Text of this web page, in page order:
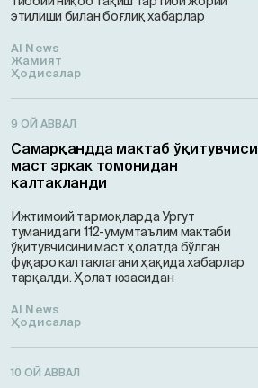
этилиши билан боғлиқ хабарлар
AI News
Жамият
Ҳодисалар
9 ОЙ АВВАЛ
Самарқандда мактаб ўқитувчиси
маст эркак томонидан
калтакланди
Ижтимоий тармоқларда Ургут
туманидаги 112-умумтаълим мактаби
ўқитувчисини маст ҳолатда бўлган
фуқаро калтаклагани ҳақида хабарлар
тарқалди. Ҳолат юзасидан
AI News
Ҳодисалар
10 ОЙ АВВАЛ